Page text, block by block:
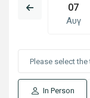
07
Αυγ
In Person